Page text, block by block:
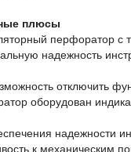
плюсы
перфоратор с
надежность
отключить
оборудован
надежности
к механическим